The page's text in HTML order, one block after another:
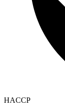
HACCP